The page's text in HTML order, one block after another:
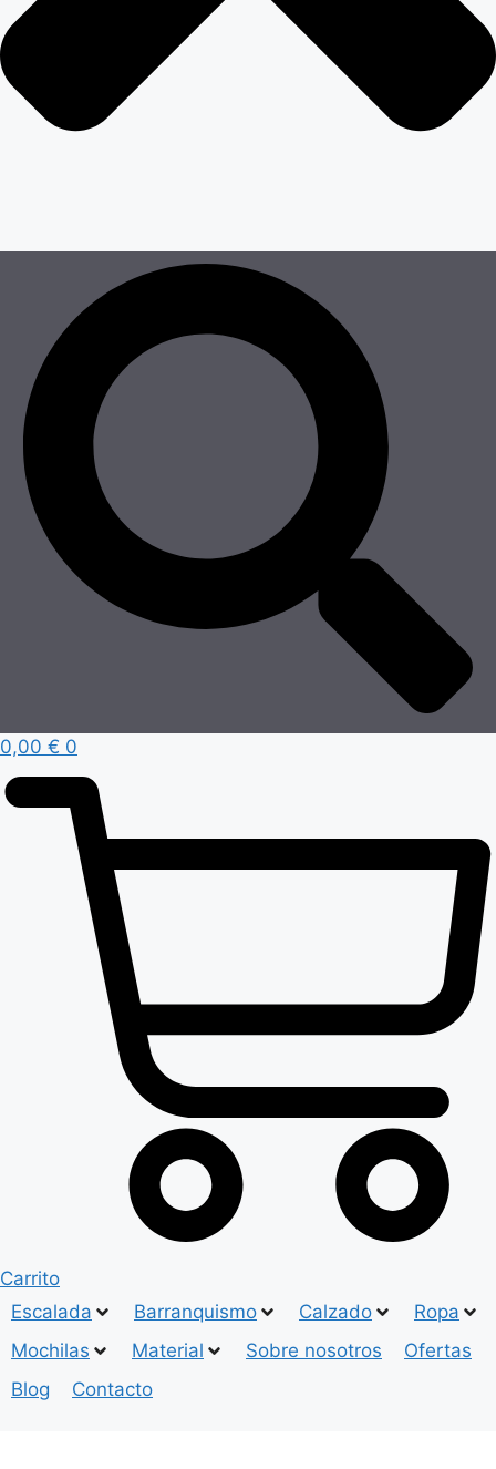
0,00 € 0
Carrito
Escalada
Barranquismo Calzado
Ropa
Mochilas
Material Sobre nosotros
Ofertas
Blog
Contacto